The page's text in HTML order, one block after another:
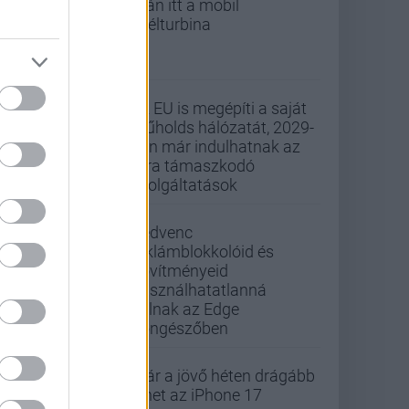
után itt a mobil
szélturbina
Az EU is megépíti a saját
műholds hálózatát, 2029-
ben már indulhatnak az
arra támaszkodó
szolgáltatások
Kedvenc
reklámblokkolóid és
bővítményeid
használhatatlanná
válnak az Edge
böngészőben
Már a jövő héten drágább
lehet az iPhone 17